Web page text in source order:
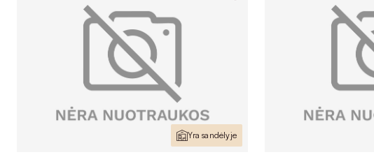
Yra sandėlyje